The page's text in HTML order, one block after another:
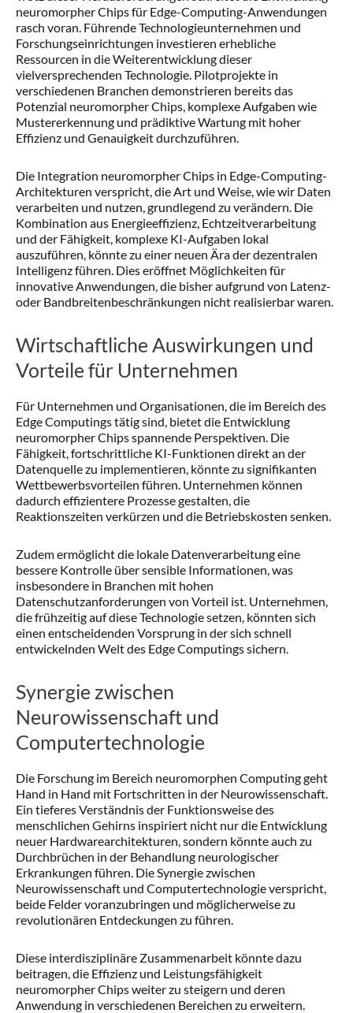
neuromorpher Chips für Edge-Computing-Anwendungen
rasch voran. Führende Technologieunternehmen und
Forschungseinrichtungen investieren erhebliche
Ressourcen in die Weiterentwicklung dieser
vielversprechenden Technologie. Pilotprojekte in
verschiedenen Branchen demonstrieren bereits das
Potenzial neuromorpher Chips, komplexe Aufgaben wie
Mustererkennung und prädiktive Wartung mit hoher
Effizienz und Genauigkeit durchzuführen.
Die Integration neuromorpher Chips in Edge-Computing-
Architekturen verspricht, die Art und Weise, wie wir Daten
verarbeiten und nutzen, grundlegend zu verändern. Die
Kombination aus Energieeffizienz, Echtzeitverarbeitung
und der Fähigkeit, komplexe KI-Aufgaben lokal
auszuführen, könnte zu einer neuen Ära der dezentralen
Intelligenz führen. Dies eröffnet Möglichkeiten für
innovative Anwendungen, die bisher aufgrund von Latenz-
oder Bandbreitenbeschränkungen nicht realisierbar waren.
Wirtschaftliche Auswirkungen und
Vorteile für Unternehmen
Für Unternehmen und Organisationen, die im Bereich des
Edge Computings tätig sind, bietet die Entwicklung
neuromorpher Chips spannende Perspektiven. Die
Fähigkeit, fortschrittliche KI-Funktionen direkt an der
Datenquelle zu implementieren, könnte zu signifikanten
Wettbewerbsvorteilen führen. Unternehmen können
dadurch effizientere Prozesse gestalten, die
Reaktionszeiten verkürzen und die Betriebskosten senken.
Zudem ermöglicht die lokale Datenverarbeitung eine
bessere Kontrolle über sensible Informationen, was
insbesondere in Branchen mit hohen
Datenschutzanforderungen von Vorteil ist. Unternehmen,
die frühzeitig auf diese Technologie setzen, könnten sich
einen entscheidenden Vorsprung in der sich schnell
entwickelnden Welt des Edge Computings sichern.
Synergie zwischen
Neurowissenschaft und
Computertechnologie
Die Forschung im Bereich neuromorphen Computing geht
Hand in Hand mit Fortschritten in der Neurowissenschaft.
Ein tieferes Verständnis der Funktionsweise des
menschlichen Gehirns inspiriert nicht nur die Entwicklung
neuer Hardwarearchitekturen, sondern könnte auch zu
Durchbrüchen in der Behandlung neurologischer
Erkrankungen führen. Die Synergie zwischen
Neurowissenschaft und Computertechnologie verspricht,
beide Felder voranzubringen und möglicherweise zu
revolutionären Entdeckungen zu führen.
Diese interdisziplinäre Zusammenarbeit könnte dazu
beitragen, die Effizienz und Leistungsfähigkeit
neuromorpher Chips weiter zu steigern und deren
Anwendung in verschiedenen Bereichen zu erweitern.